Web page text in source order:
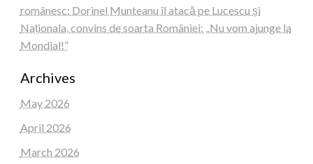
românesc: Dorinel Munteanu îl atacă pe Lucescu și
Naționala, convins de soarta României: „Nu vom ajunge la
Mondial!”
Archives
May 2026
April 2026
March 2026